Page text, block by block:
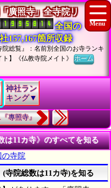
廣照寺」全寺院リ
全国の
157,167箇所収録
院総覧』：名前別全国のお寺ランキ
ト】《仏教寺院メイト》ホーム
神社ラン
キング▼
『專照寺』
は11カ寺》のすべてを知る
の寺院
寺院総数は11カ寺)を知る